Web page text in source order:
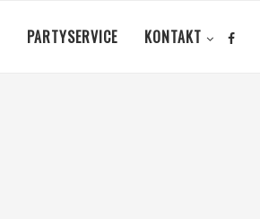
PARTYSERVICE KONTAKT